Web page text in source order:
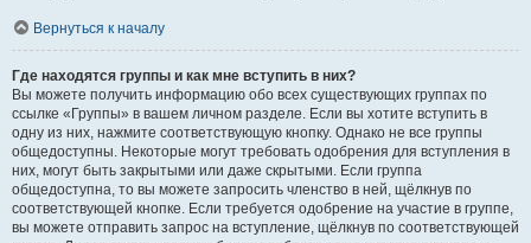
Вернуться к началу
Где находятся группы и как мне вступить в них?
Вы можете получить информацию обо всех существующих группах по
ссылке «Группы» в вашем личном разделе. Если вы хотите вступить в
одну из них, нажмите соответствующую кнопку. Однако не все группы
общедоступны. Некоторые могут требовать одобрения для вступления в
них, могут быть закрытыми или даже скрытыми. Если группа
общедоступна, то вы можете запросить членство в ней, щёлкнув по
соответствующей кнопке. Если требуется одобрение на участие в группе,
вы можете отправить запрос на вступление, щёлкнув по соответствующей